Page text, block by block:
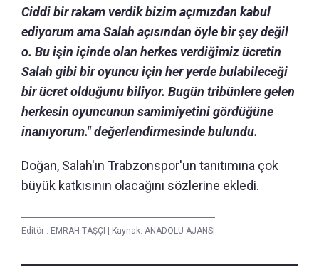
Ciddi bir rakam verdik bizim açımızdan kabul
ediyorum ama Salah açısından öyle bir şey değil
o. Bu işin içinde olan herkes verdiğimiz ücretin
Salah gibi bir oyuncu için her yerde bulabileceği
bir ücret olduğunu biliyor. Bugün tribünlere gelen
herkesin oyuncunun samimiyetini gördüğüne
inanıyorum." değerlendirmesinde bulundu.
Doğan, Salah'ın Trabzonspor'un tanıtımına çok
büyük katkısının olacağını sözlerine ekledi.
Editör : EMRAH TAŞÇI | Kaynak: ANADOLU AJANSI